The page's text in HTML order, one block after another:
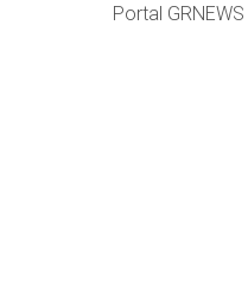
Portal